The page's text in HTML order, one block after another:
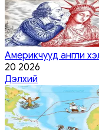
Америкчууд англи
20 2026
Дэлхий